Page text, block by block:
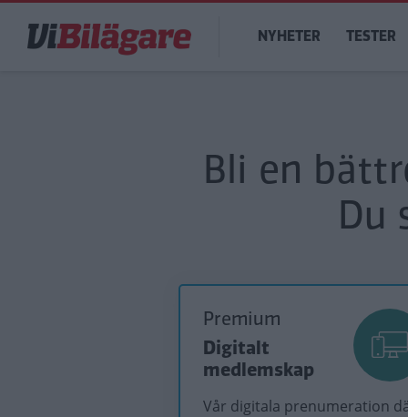
huvudinnehåll
Main
navigation
NYHETER TESTER
Bli en
Du
Premium
Digitalt
medlemskap
Vår digitala prenumeration